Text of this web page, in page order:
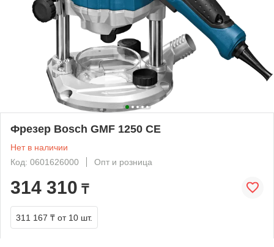
Фрезер Bosch GMF 1250 CE
Нет в наличии
Код: 0601626000
Опт и розница
314 310 ₸
311 167 ₸ от 10 шт.